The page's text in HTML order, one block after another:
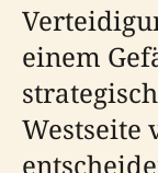
einem
Westseite